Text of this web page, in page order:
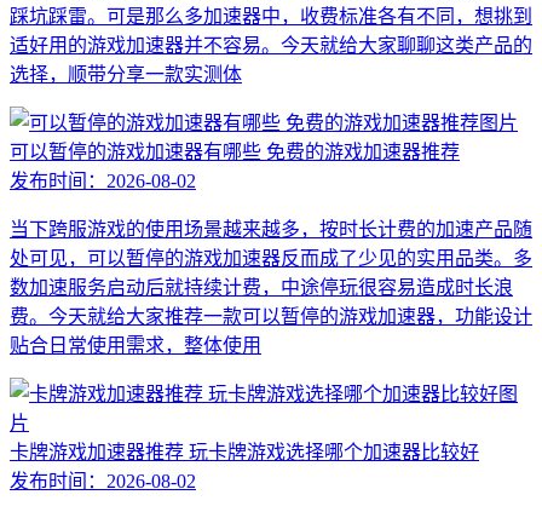
踩坑踩雷。可是那么多加速器中，收费标准各有不同，想挑到
适好用的游戏加速器并不容易。今天就给大家聊聊这类产品的
选择，顺带分享一款实测体
可以暂停的游戏加速器有哪些 免费的游戏加速器推荐
发布时间： 2026-08-02
当下跨服游戏的使用场景越来越多，按时长计费的加速产品随
处可见，可以暂停的游戏加速器反而成了少见的实用品类。多
数加速服务启动后就持续计费，中途停玩很容易造成时长浪
费。今天就给大家推荐一款可以暂停的游戏加速器，功能设计
贴合日常使用需求，整体使用
卡牌游戏加速器推荐 玩卡牌游戏选择哪个加速器比较好
发布时间： 2026-08-02